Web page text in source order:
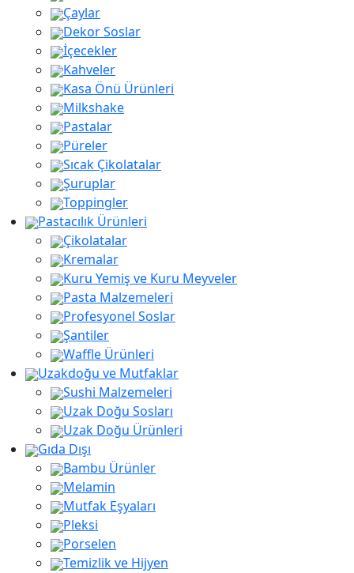
Çaylar
Dekor Soslar
İçecekler
Kahveler
Kasa Önü Ürünleri
Milkshake
Pastalar
Püreler
Sıcak Çikolatalar
Şuruplar
Toppingler
Pastacılık Ürünleri
Çikolatalar
Kremalar
Kuru Yemiş ve Kuru Meyveler
Pasta Malzemeleri
Profesyonel Soslar
Şantiler
Waffle Ürünleri
Uzakdoğu ve Mutfaklar
Sushi Malzemeleri
Uzak Doğu Sosları
Uzak Doğu Ürünleri
Gıda Dışı
Bambu Ürünler
Melamin
Mutfak Eşyaları
Pleksi
Porselen
Temizlik ve Hijyen